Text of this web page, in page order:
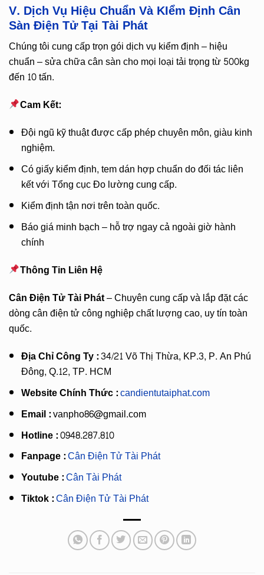
V. Dịch Vụ Hiệu Chuẩn Và KIểm Định Cân
Sàn Điện Tử Tại Tài Phát
Chúng tôi cung cấp trọn gói dịch vụ kiểm định – hiệu
chuẩn – sửa chữa cân sàn cho mọi loại tải trọng từ 500kg
đến 10 tấn.
Cam Kết:
Đội ngũ kỹ thuật được cấp phép chuyên môn, giàu kinh
nghiệm.
Có giấy kiểm định, tem dán hợp chuẩn do đối tác liên
kết với Tổng cục Đo lường cung cấp.
Kiểm định tận nơi trên toàn quốc.
Báo giá minh bạch – hỗ trợ ngay cả ngoài giờ hành
chính
Thông Tin Liên Hệ
Cân Điện Tử Tài Phát– Chuyên cung cấp và lắp đặt các
dòng cân điện tử công nghiệp chất lượng cao, uy tín toàn
quốc.
Địa Chỉ Công Ty :34/21 Võ Thị Thừa, KP.3, P. An Phú
Đông, Q.12, TP. HCM
Website Chính Thức :candientutaiphat.com
Email :vanpho86@gmail.com
Hotline :0948.287.810
Fanpage :Cân Điện Tử Tài Phát
Youtube :Cân Tài Phát
Tiktok :Cân Điện Tử Tài Phát